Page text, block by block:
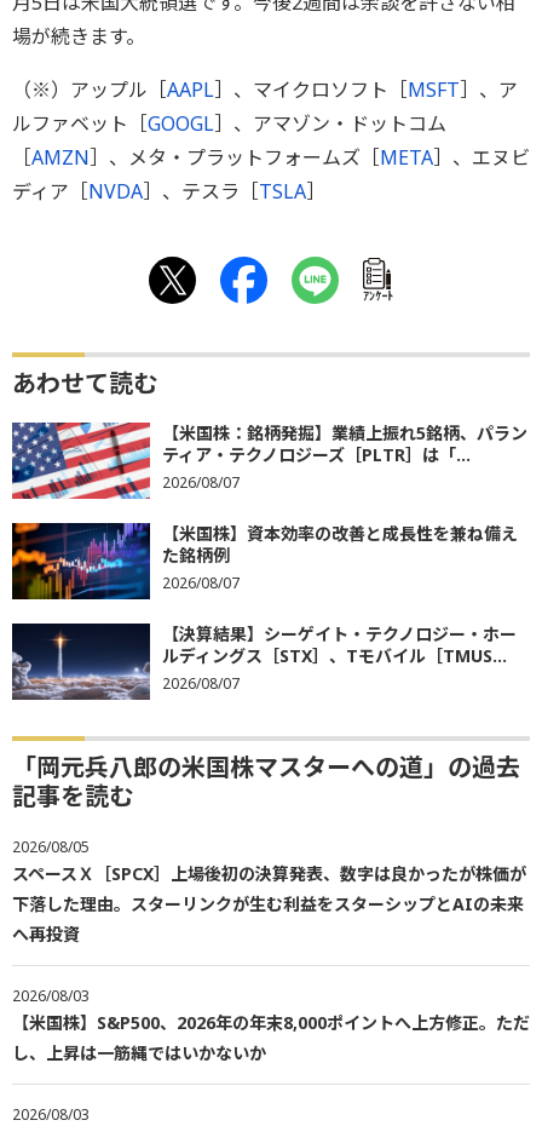
場が続きます。
（※）アップル［AAPL］、マイクロソフト［MSFT］、ア
ルファベット［GOOGL］、アマゾン・ドットコム
［AMZN］、メタ・プラットフォームズ［META］、エヌビ
ディア［NVDA］、テスラ［TSLA］
ｱﾝｹｰﾄ
あわせて読む
【米国株：銘柄発掘】業績上振れ5銘柄、パラン
ティア・テクノロジーズ［PLTR］は「...
2026/08/07
【米国株】資本効率の改善と成長性を兼ね備え
た銘柄例
2026/08/07
【決算結果】シーゲイト・テクノロジー・ホー
ルディングス［STX］、Tモバイル［TMUS...
2026/08/07
「岡元兵八郎の米国株マスターへの道」の過去
記事を読む
2026/08/05
スペースＸ［SPCX］上場後初の決算発表、数字は良かったが株価が
下落した理由。スターリンクが生む利益をスターシップとAIの未来
へ再投資
2026/08/03
【米国株】S&P500、2026年の年末8,000ポイントへ上方修正。ただ
し、上昇は一筋縄ではいかないか
2026/08/03